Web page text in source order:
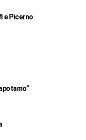
e Picerno